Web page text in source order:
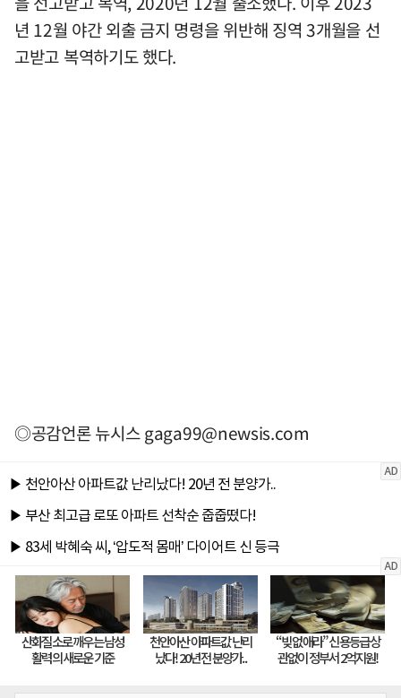
년 12월 야간 외출 금지 명령을 위반해 징역 3개월을 선
고받고 복역하기도 했다.
◎공감언론 뉴시스gaga99@newsis.com